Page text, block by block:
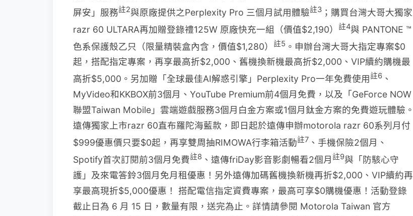
屏安」服務註2與原廠提供之Perplexity Pro 三個月試用體驗註3 ；購買台灣大哥大獨家
razr 60 ULTARA再加贈登錄禮125W 原廠快充一組（價值$2,190） 註4與 PANTONE ™
色系保護殼乙只（限量精裝盒內含，價值$1,280） 註5 。申辦台灣大哥大指定專案$0
起，搭配指定專案，再享最高折$2,000、舊機換新機最高折$2,000、VIP續約購機最
高折$5,000。另加贈「全球最佳AI解惑引擎」Perplexity Pro一年免費使用註6 、
MyVideo和KKBOX前3個月、YouTube Premium前4個月免費，以及「GeForce NOW
聯盟Taiwan Mobile」雲端遊戲服務3個月白金方案或1個月鈦金方案的免費遊玩體驗。
遠傳獨家上市razr 60直布羅陀海藍款，即日起於遠傳申辦motorola razr 60系列月付
$999優惠價只要$0起，再享雙周抽RIMOWA行李箱活動註7 、手機保險2個月、
Spotify首次訂閱前3個月免費註8 、遠傳friDay影音影劇暢看2個月 註9與「防駭心守
護」及來電答鈴3個月免月租優惠！另外遠傳加碼舊機換新機再折$2,000、VIP續約再
享最高現折$5,000優惠！ 搭配電信指定資費專案，最高可享$0購機優惠！活動登錄
截止日為 6 月 15 日，數量有限，送完為止。詳情請參閱 Motorola Taiwan 官方